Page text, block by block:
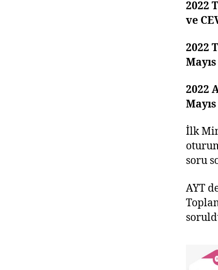
2022
ve
2022
Mayıs
2022
Mayıs
İlk
soru
AYT